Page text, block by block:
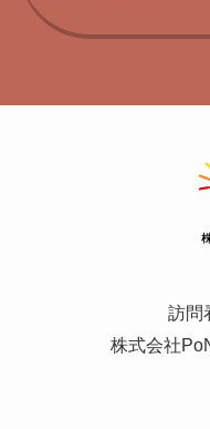
訪問
株式会社